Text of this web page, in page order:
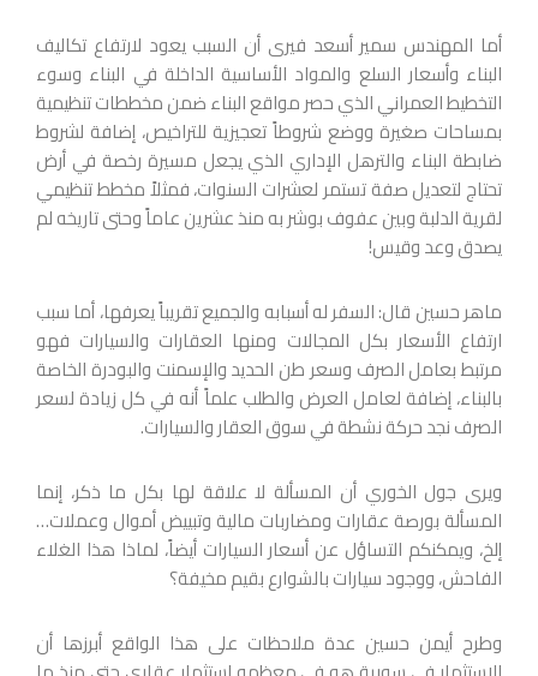
أما المهندس سمير أسعد فيرى أن السبب يعود لارتفاع تكاليف
البناء وأسعار السلع والمواد الأساسية الداخلة في البناء وسوء
التخطيط العمراني الذي حصر مواقع البناء ضمن مخططات تنظيمية
بمساحات صغيرة ووضع شروطاً تعجيزية للتراخيص، إضافة لشروط
ضابطة البناء والترهل الإداري الذي يجعل مسيرة رخصة في أرض
تحتاج لتعديل صفة تستمر لعشرات السنوات، فمثلاً مخطط تنظيمي
لقرية الدلبة وبين عفوف بوشر به منذ عشرين عاماً وحتى تاريخه لم
يصدق وعد وقيس!
ماهر حسين قال: السفر له أسبابه والجميع تقريباً يعرفها، أما سبب
ارتفاع الأسعار بكل المجالات ومنها العقارات والسيارات فهو
مرتبط بعامل الصرف وسعر طن الحديد والإسمنت والبودرة الخاصة
بالبناء، إضافة لعامل العرض والطلب علماً أنه في كل زيادة لسعر
الصرف نجد حركة نشطة في سوق العقار والسيارات.
ويرى جول الخوري أن المسألة لا علاقة لها بكل ما ذكر، إنما
المسألة بورصة عقارات ومضاربات مالية وتبييض أموال وعملات…
إلخ، ويمكنكم التساؤل عن أسعار السيارات أيضاً، لماذا هذا الغلاء
الفاحش، ووجود سيارات بالشوارع بقيم مخيفة؟
وطرح أيمن حسين عدة ملاحظات على هذا الواقع أبرزها أن